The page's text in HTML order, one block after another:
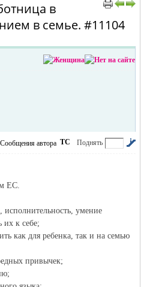
в
в семье. #11104
Поднять
ТС
Сообщения автора
ЕС.
исполнительность, умение
их к себе;
как для ребенка, так и на семью
привычек;